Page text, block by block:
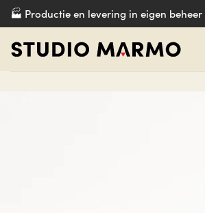
Ga
naar
inhoud
🏭 Productie en levering in eigen beheer